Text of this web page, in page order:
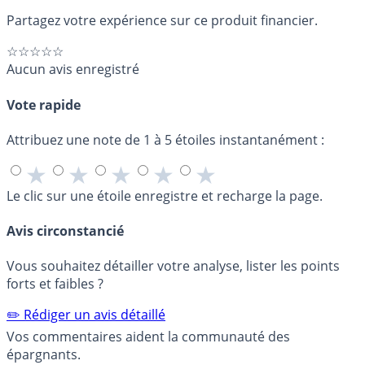
Partagez votre expérience sur ce produit financier.
☆☆☆☆☆
Aucun avis enregistré
Vote rapide
Attribuez une note de 1 à 5 étoiles instantanément :
★ ★ ★ ★ ★
Le clic sur une étoile enregistre et recharge la page.
Avis circonstancié
Vous souhaitez détailler votre analyse, lister les points
forts et faibles ?
✏️ Rédiger un avis détaillé
Vos commentaires aident la communauté des
épargnants.